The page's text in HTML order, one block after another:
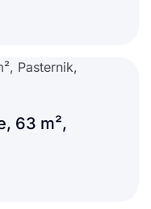
63 m²,